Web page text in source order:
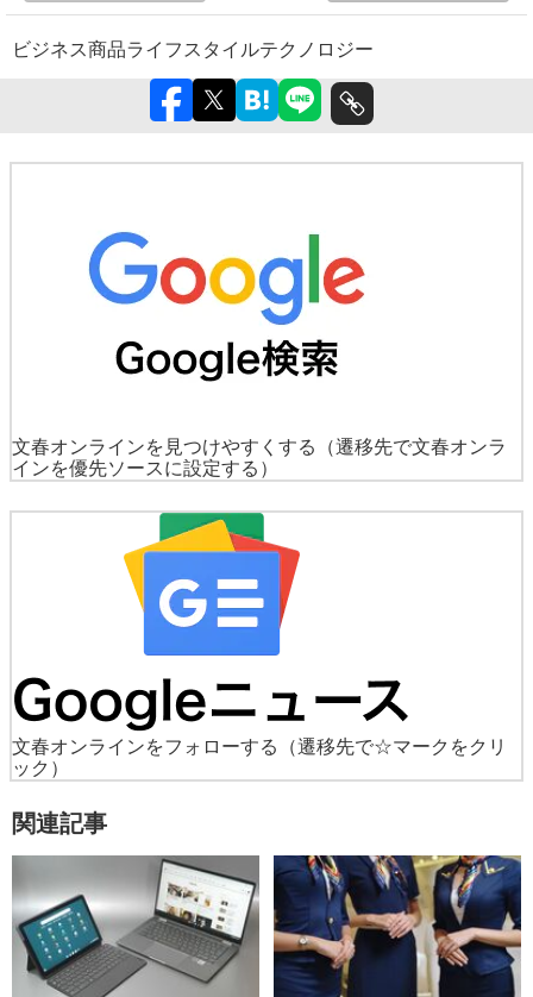
ビジネス商品ライフスタイルテクノロジー
文春オンラインを見つけやすくする
（遷移先で文春オンラ
インを優先ソースに設定する）
文春オンラインをフォローする
（遷移先で☆マークをクリ
ック）
関連記事